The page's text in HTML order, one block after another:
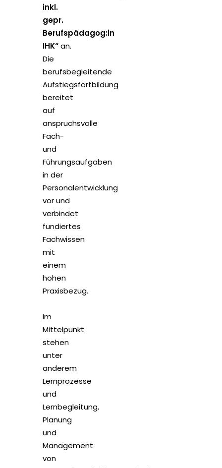
inkl.
gepr.
Berufspädagog:in
IHK“an.
Die
berufsbegleitende
Aufstiegsfortbildung
bereitet
auf
anspruchsvolle
Fach-
und
Führungsaufgaben
in der
Personalentwicklung
vor und
verbindet
fundiertes
Fachwissen
mit
einem
hohen
Praxisbezug.
Im
Mittelpunkt
stehen
unter
anderem
Lernprozesse
und
Lernbegleitung,
Planung
und
Management
von